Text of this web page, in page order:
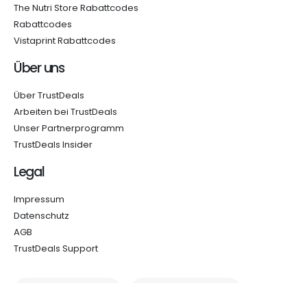
The Nutri Store Rabattcodes
Rabattcodes
Vistaprint Rabattcodes
Über uns
Über TrustDeals
Arbeiten bei TrustDeals
Unser Partnerprogramm
TrustDeals Insider
Legal
Impressum
Datenschutz
AGB
TrustDeals Support